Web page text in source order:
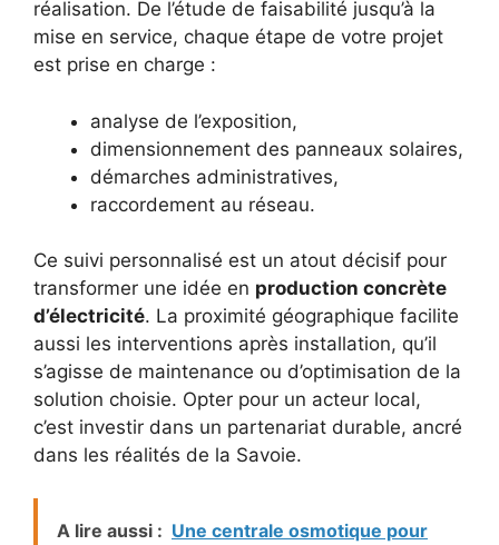
réalisation. De l’étude de faisabilité jusqu’à la
mise en service, chaque étape de votre projet
est prise en charge :
analyse de l’exposition,
dimensionnement des panneaux solaires,
démarches administratives,
raccordement au réseau.
Ce suivi personnalisé est un atout décisif pour
transformer une idée en production concrète
d’électricité. La proximité géographique facilite
aussi les interventions après installation, qu’il
s’agisse de maintenance ou d’optimisation de la
solution choisie. Opter pour un acteur local,
c’est investir dans un partenariat durable, ancré
dans les réalités de la Savoie.
A lire aussi : Une centrale osmotique pour